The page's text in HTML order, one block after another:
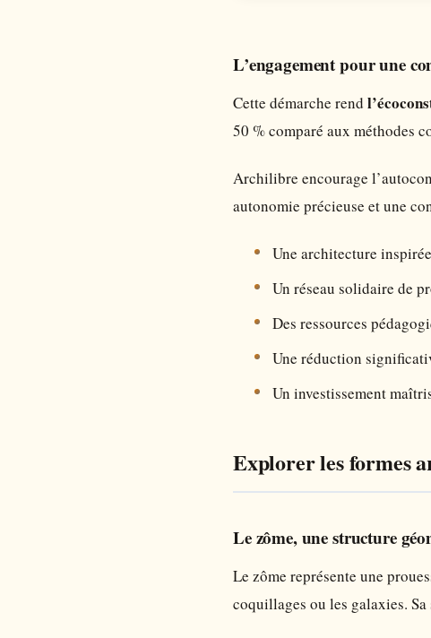
L’engagement pour une
Cette démarche rend
50 % comparé aux méthodes
Archilibre encourage
autonomie précieuse et une
Une architecture
Un réseau solidaire de
Des ressources
Une réduction
Un investissement
Explorer les formes
Le zôme, une structure
Le zôme représente une
coquillages ou les galaxies.